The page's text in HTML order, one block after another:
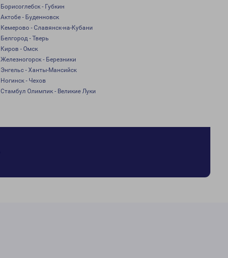
Борисоглебск - Губкин
Актобе - Буденновск
Кемерово - Славянск-на-Кубани
Белгород - Тверь
Киров - Омск
Железногорск - Березники
Энгельс - Ханты-Мансийск
Ногинск - Чехов
Стамбул Олимпик - Великие Луки